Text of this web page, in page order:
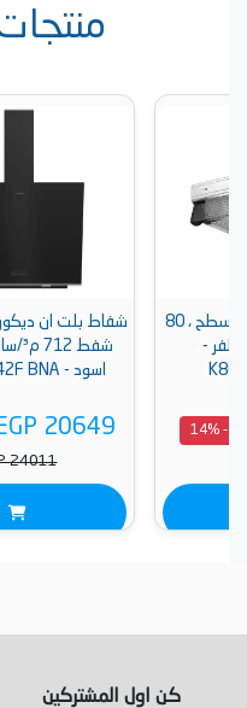
شفاط بلت ان ديكور اريستون ،
شفط 712 م³/ساعة،
EGP 20649
EGP 24011
كن اول المشتركين